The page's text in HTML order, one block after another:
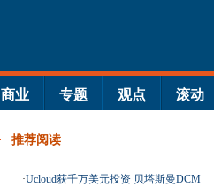
商业 专题 观点 滚动
推荐阅读
·Ucloud获千万美元投资 贝塔斯曼DCM